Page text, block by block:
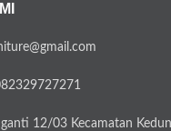
12/03 Kecamatan